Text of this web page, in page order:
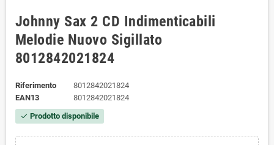
Johnny Sax 2 CD Indimenticabili
Melodie Nuovo Sigillato
8012842021824
Riferimento
8012842021824
EAN13
8012842021824
check Prodotto disponibile